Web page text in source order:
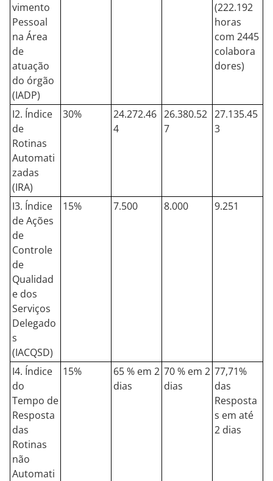
vimento
Pessoal
na Área
de
atuação
do órgão
(IADP)
(222.192
horas
com 2445
colabora
dores)
I2. Índice
de
Rotinas
Automati
zadas
(IRA)
30%
24.272.46
4
26.380.52
7
27.135.45
3
I3. Índice
de Ações
de
Controle
de
Qualidad
e dos
Serviços
Delegado
s
(IACQSD)
15% 7.500 8.000 9.251
I4. Índice
do
Tempo de
Resposta
das
Rotinas
não
Automati
15%
65 % em 2
dias
70 % em 2
dias
77,71%
das
Resposta
s em até
2 dias